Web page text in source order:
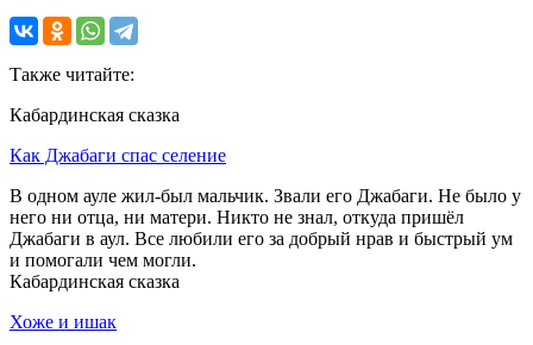
Также читайте:
Кабардинская сказка
Как Джабаги спас селение
В одном ауле жил-был мальчик. Звали его Джабаги. Не было у
него ни отца, ни матери. Никто не знал, откуда пришёл
Джабаги в аул. Все любили его за добрый нрав и быстрый ум
и помогали чем могли.
Кабардинская сказка
Хоже и ишак